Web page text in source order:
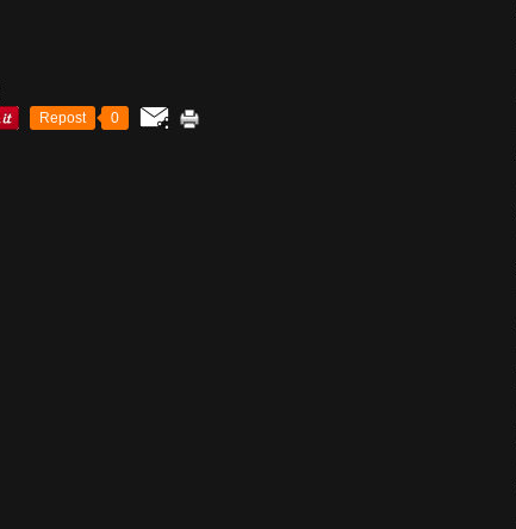
Repost 0